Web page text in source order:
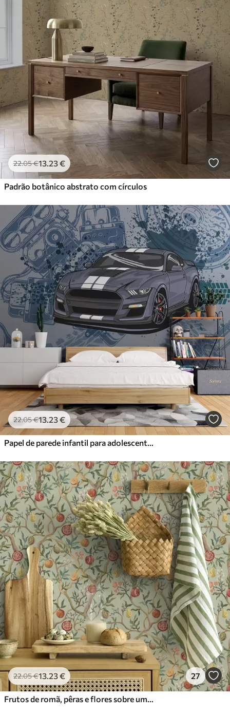
22.05€13.23€
Padrão botânico abstrato com círculos
22.05€13.23€
Papel de parede infantil para adolescente com carro e letras gráficas em azul
22.05€13.23€ 27
Frutos de romã, pêras e flores sobre um fundo verde claro